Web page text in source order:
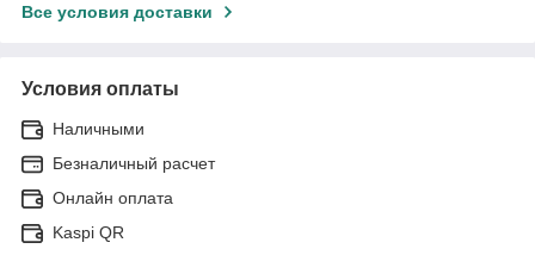
Все условия доставки
Условия оплаты
Наличными
Безналичный расчет
Онлайн оплата
Kaspi QR